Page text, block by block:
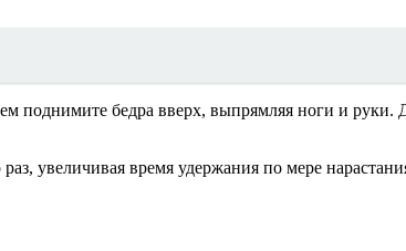
поднимите бедра вверх, выпрямляя ноги и
увеличивая время удержания по мере